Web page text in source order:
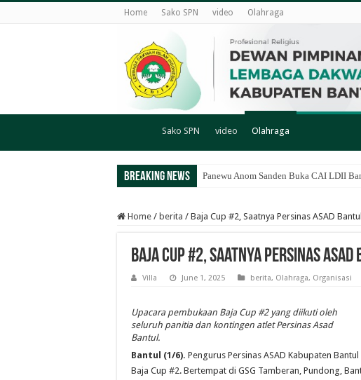
Home Sako SPN video Olahraga
Sako SPN video Olahraga
Breaking News Panewu Anom Sanden Buka CAI LDII
Home / berita / Baja Cup #2, Saatnya Persinas ASAD
Baja Cup #2, Saatnya Persinas
Villa June 1, 2025 berita, Olahraga, Organisasi
Upacara pembukaan Baja Cup #2 yang diikuti oleh
seluruh panitia dan kontingen atlet Persinas Asad
Bantul.
Bantul (1/6). Pengurus Persinas ASAD Kabupaten
Baja Cup #2. Bertempat di GSG Tamberan, Pundong,